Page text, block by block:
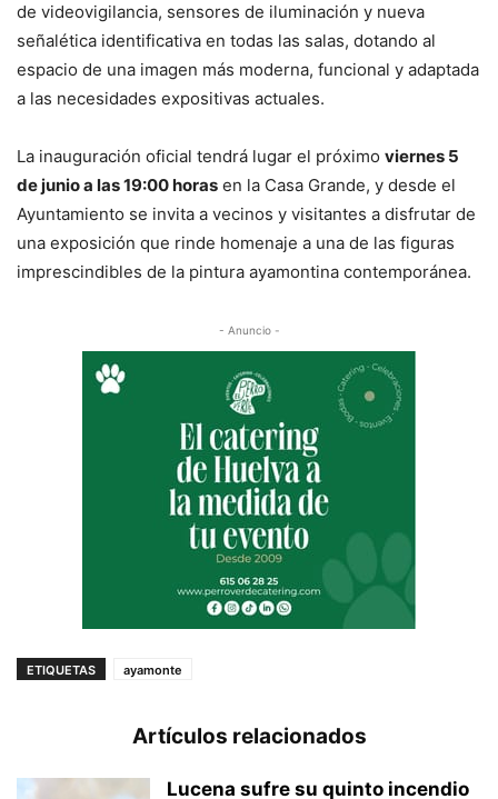
de videovigilancia, sensores de iluminación y nueva
señalética identificativa en todas las salas, dotando al
espacio de una imagen más moderna, funcional y adaptada
a las necesidades expositivas actuales.
La inauguración oficial tendrá lugar el próximo viernes 5
de junio a las 19:00 horas en la Casa Grande, y desde el
Ayuntamiento se invita a vecinos y visitantes a disfrutar de
una exposición que rinde homenaje a una de las figuras
imprescindibles de la pintura ayamontina contemporánea.
- Anuncio -
ETIQUETAS ayamonte
Artículos relacionados
Lucena sufre su quinto incendio